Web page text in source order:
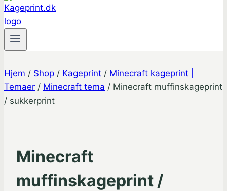
Hjem / Shop / Kageprint / Minecraft kageprint |
Temaer / Minecraft tema / Minecraft muffinskageprint
/ sukkerprint
Minecraft
muffinskageprint /